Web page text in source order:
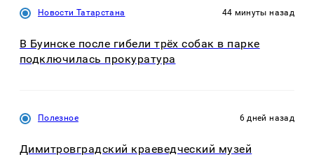
Новости Татарстана 44 минуты назад
В Буинске после гибели трёх собак в парке
подключилась прокуратура
Полезное 6 дней назад
Димитровградский краеведческий музей